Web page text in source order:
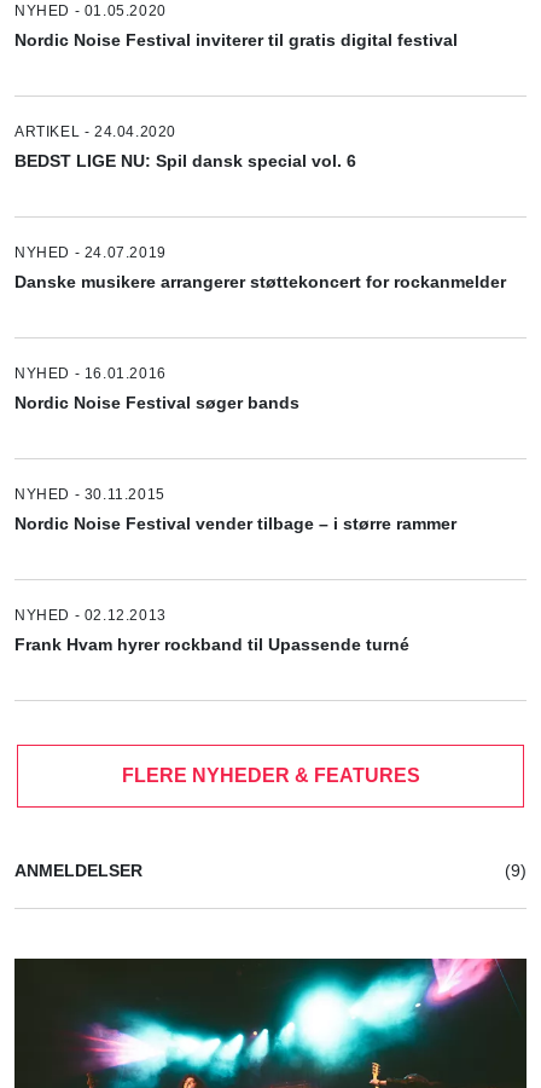
NYHED - 01.05.2020
Nordic Noise Festival inviterer til gratis digital festival
ARTIKEL - 24.04.2020
BEDST LIGE NU: Spil dansk special vol. 6
NYHED - 24.07.2019
Danske musikere arrangerer støttekoncert for rockanmelder
NYHED - 16.01.2016
Nordic Noise Festival søger bands
NYHED - 30.11.2015
Nordic Noise Festival vender tilbage – i større rammer
NYHED - 02.12.2013
Frank Hvam hyrer rockband til Upassende turné
FLERE NYHEDER & FEATURES
ANMELDELSER (9)